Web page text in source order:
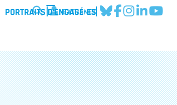
PORTRAITS D'ENGAGÉ·ES
EXTRANET